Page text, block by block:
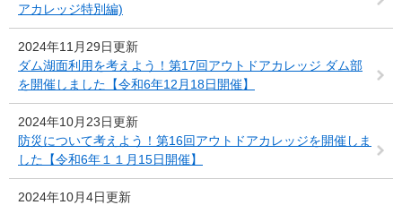
アカレッジ特別編)
2024年11月29日更新
ダム湖面利用を考えよう！第17回アウトドアカレッジ ダム部
を開催しました【令和6年12月18日開催】
2024年10月23日更新
防災について考えよう！第16回アウトドアカレッジを開催しま
した【令和6年１１月15日開催】
2024年10月4日更新